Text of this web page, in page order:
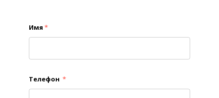
Имя *
Телефон *